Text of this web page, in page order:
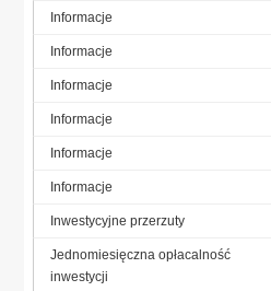
Informacje
Informacje
Informacje
Informacje
Informacje
Informacje
Inwestycyjne przerzuty
Jednomiesięczna opłacalność
inwestycji